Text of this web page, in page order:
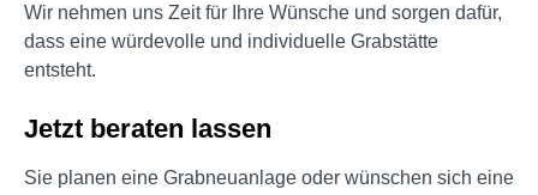
Wir nehmen uns Zeit für Ihre Wünsche und sorgen dafür,
dass eine würdevolle und individuelle Grabstätte
entsteht.
Jetzt beraten lassen
Sie planen eine Grabneuanlage oder wünschen sich eine